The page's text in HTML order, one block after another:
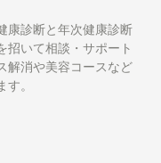
康診断と年次健康診断
招いて相談・サポート
解消や美容コースなど
。